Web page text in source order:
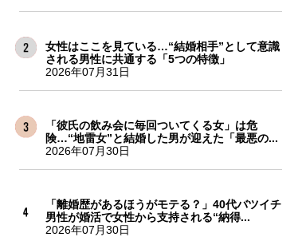
女性はここを見ている…“結婚相手”として意識
される男性に共通する「5つの特徴」
2026年07月31日
「彼氏の飲み会に毎回ついてくる女」は危
険…“地雷女”と結婚した男が迎えた「最悪の...
2026年07月30日
「離婚歴があるほうがモテる？」40代バツイチ
男性が婚活で女性から支持される“納得...
2026年07月30日